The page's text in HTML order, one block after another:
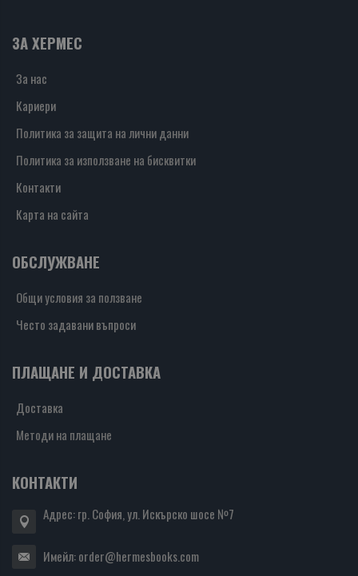
ЗА ХЕРМЕС
За нас
Кариери
Политика за защита на лични данни
Политика за използване на бисквитки
Контакти
Карта на сайта
ОБСЛУЖВАНЕ
Общи условия за ползване
Често задавани въпроси
ПЛАЩАНЕ И ДОСТАВКА
Доставка
Методи на плащане
КОНТАКТИ
Адрес: гр. София, ул. Искърско шосе №7
Имейл:order@hermesbooks.com